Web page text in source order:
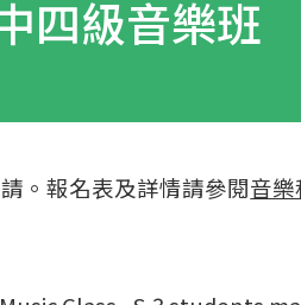
四級音樂班
。報名表及詳情請參閱音樂